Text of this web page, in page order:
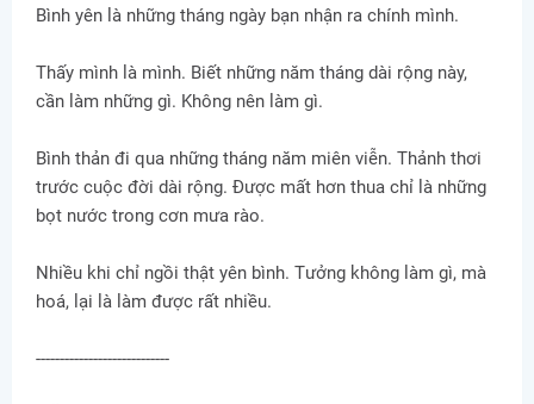
Bình yên là những tháng ngày bạn nhận ra chính mình.
Thấy mình là mình. Biết những năm tháng dài rộng này,
cần làm những gì. Không nên làm gì.
Bình thản đi qua những tháng năm miên viễn. Thảnh thơi
trước cuộc đời dài rộng. Được mất hơn thua chỉ là những
bọt nước trong cơn mưa rào.
Nhiều khi chỉ ngồi thật yên bình. Tưởng không làm gì, mà
hoá, lại là làm được rất nhiều.
----------------------------